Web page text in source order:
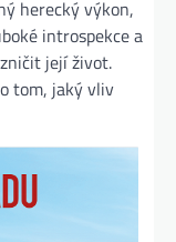
herecký výkon,
introspekce a
její život.
tom, jaký vliv